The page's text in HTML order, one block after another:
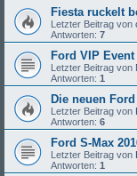
Fiesta ruckelt
Letzter Beitrag von
Antworten: 7
Ford VIP Event
Letzter Beitrag von
Antworten: 1
Die neuen Ford
Letzter Beitrag von
Antworten: 6
Ford S-Max
Letzter Beitrag von
Antworten: 1